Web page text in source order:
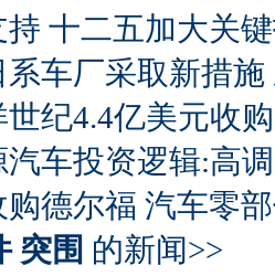
持 十二五加大关
系车厂采取新措
世纪4.4亿美元收
汽车投资逻辑:高
购德尔福 汽车零
突围 的新闻>>